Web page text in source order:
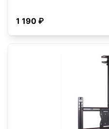
1 190 ₽